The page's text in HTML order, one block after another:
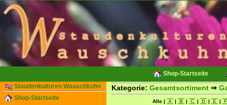
Shop-Startseite
Staudenkulturen Wauschkuhn
Shop-Startseite
Kategorie: Gesamtsortiment ⇒
Alle | A | B | C | D | E |